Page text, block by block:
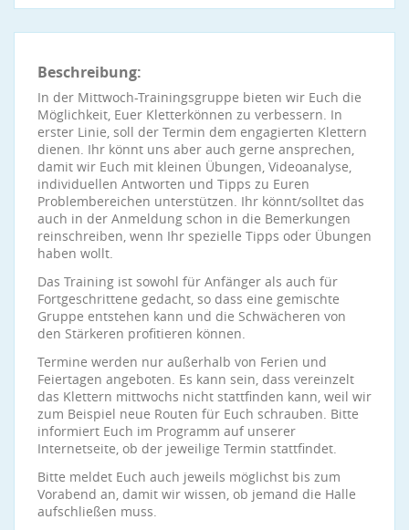
Beschreibung:
In der Mittwoch-Trainingsgruppe bieten wir Euch die
Möglichkeit, Euer Kletterkönnen zu verbessern. In
erster Linie, soll der Termin dem engagierten Klettern
dienen. Ihr könnt uns aber auch gerne ansprechen,
damit wir Euch mit kleinen Übungen, Videoanalyse,
individuellen Antworten und Tipps zu Euren
Problembereichen unterstützen. Ihr könnt/solltet das
auch in der Anmeldung schon in die Bemerkungen
reinschreiben, wenn Ihr spezielle Tipps oder Übungen
haben wollt.
Das Training ist sowohl für Anfänger als auch für
Fortgeschrittene gedacht, so dass eine gemischte
Gruppe entstehen kann und die Schwächeren von
den Stärkeren profitieren können.
Termine werden nur außerhalb von Ferien und
Feiertagen angeboten. Es kann sein, dass vereinzelt
das Klettern mittwochs nicht stattfinden kann, weil wir
zum Beispiel neue Routen für Euch schrauben. Bitte
informiert Euch im Programm auf unserer
Internetseite, ob der jeweilige Termin stattfindet.
Bitte meldet Euch auch jeweils möglichst bis zum
Vorabend an, damit wir wissen, ob jemand die Halle
aufschließen muss.